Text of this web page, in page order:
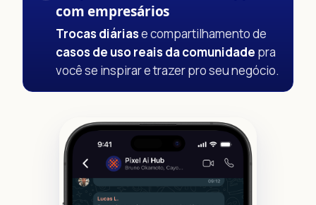
com empresários
Trocas diáriase compartilhamento de
casos de uso reais da comunidade pra
você se inspirar e trazer pro seu negócio.